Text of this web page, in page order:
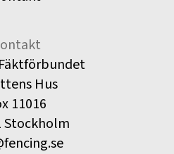
Hus
11016
Stockholm